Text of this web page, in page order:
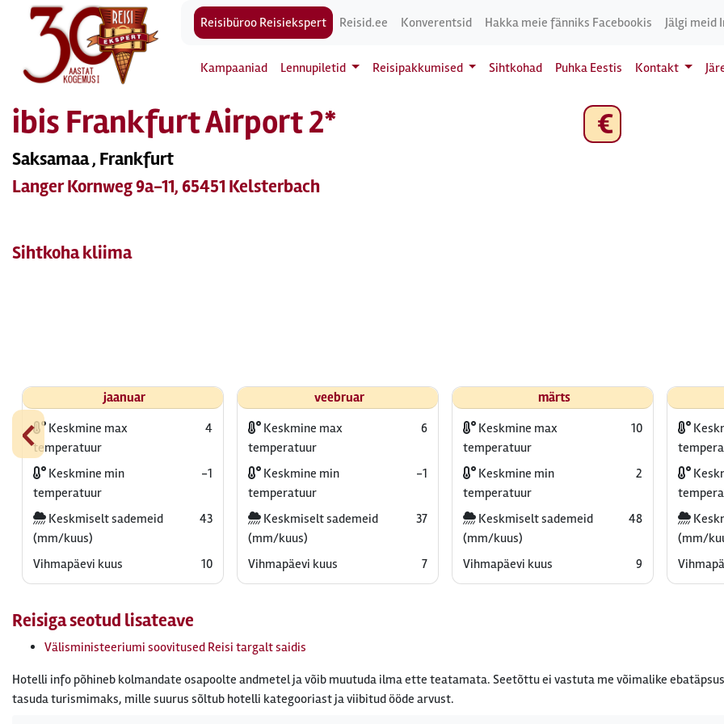
Reisibüroo Reisiekspert Reisid.ee Konverentsid Hakka meie fänniks Facebookis Jälgi meid
Kampaaniad Lennupiletid Reisipakkumised Sihtkohad Puhka Eestis Kontakt
ibis Frankfurt Airport 2*
Saksamaa , Frankfurt
Langer Kornweg 9a-11, 65451 Kelsterbach
€
Sihtkoha kliima
‹
jaanuar
Keskmine max
temperatuur
4
Keskmine min
temperatuur
-1
Keskmiselt sademeid
(mm/kuus)
43
Vihmapäevi kuus 10
veebruar
Keskmine max
temperatuur
6
Keskmine min
temperatuur
-1
Keskmiselt sademeid
(mm/kuus)
37
Vihmapäevi kuus 7
märts
Keskmine max
temperatuur
10
Keskmine min
temperatuur
2
Keskmiselt sademeid
(mm/kuus)
48
Vihmapäevi kuus 9
(mm/
Reisiga seotud lisateave
Välisministeeriumi soovitused Reisi targalt saidis
Hotelli info põhineb kolmandate osapoolte andmetel ja võib muutuda ilma ette teatamata. Seetõttu ei vastuta me võimalike
tasuda turismimaks, mille suurus sõltub hotelli kategooriast ja viibitud ööde arvust.